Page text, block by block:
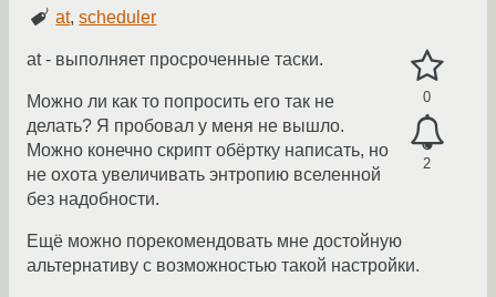
at,scheduler
0
2
at - выполняет просроченные таски.
Можно ли как то попросить его так не
делать? Я пробовал у меня не вышло.
Можно конечно скрипт обёртку написать, но
не охота увеличивать энтропию вселенной
без надобности.
Ещё можно порекомендовать мне достойную
альтернативу с возможностью такой настройки.